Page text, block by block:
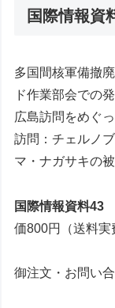
国際情報資
多国間核軍備撤
ド作業部会での
広島訪問をめぐ
訪問：チェルノ
マ・ナガサキの
国際情報資料43
価800円（送料実
御注文・お問い